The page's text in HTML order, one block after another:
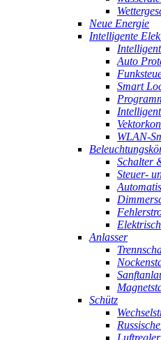
Neue Energie
Intelligente
Auto
Smart
WLAN-
Schalter
Steuer-
Anlasser
Schütz
Luftregler